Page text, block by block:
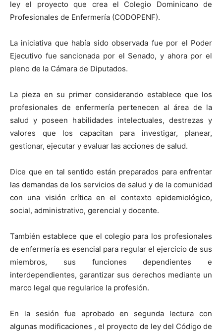
ley el proyecto que crea el Colegio Dominicano de
Profesionales de Enfermería (CODOPENF).
La iniciativa que había sido observada fue por el Poder
Ejecutivo fue sancionada por el Senado, y ahora por el
pleno de la Cámara de Diputados.
La pieza en su primer considerando establece que los
profesionales de enfermería pertenecen al área de la
salud y poseen habilidades intelectuales, destrezas y
valores que los capacitan para investigar, planear,
gestionar, ejecutar y evaluar las acciones de salud.
Dice que en tal sentido están preparados para enfrentar
las demandas de los servicios de salud y de la comunidad
con una visión crítica en el contexto epidemiológico,
social, administrativo, gerencial y docente.
También establece que el colegio para los profesionales
de enfermería es esencial para regular el ejercicio de sus
miembros, sus funciones dependientes e
interdependientes, garantizar sus derechos mediante un
marco legal que regularice la profesión.
En la sesión fue aprobado en segunda lectura con
algunas modificaciones , el proyecto de ley del Código de